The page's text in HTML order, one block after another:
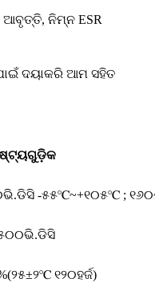
ନିମ୍ନ ESR
ଦୟାକରି ଆମ ସହିତ
-୫୫℃~+୧୦୫℃ ;
୧୨୦ହର୍ଜ)